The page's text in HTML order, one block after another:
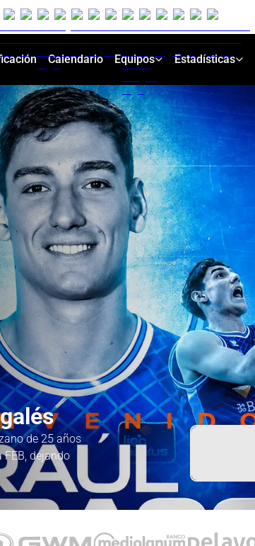
Calendario Equipos Estadísticas
de 25 años
dejando